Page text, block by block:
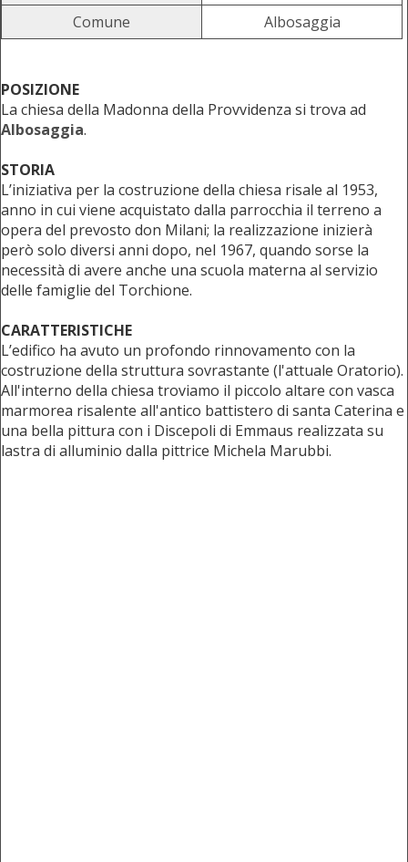
Comune
Albosaggia
POSIZIONE
La chiesa della Madonna della Provvidenza si trova ad
Albosaggia.
STORIA
L’iniziativa per la costruzione della chiesa risale al 1953,
anno in cui viene acquistato dalla parrocchia il terreno a
opera del prevosto don Milani; la realizzazione inizierà
però solo diversi anni dopo, nel 1967, quando sorse la
necessità di avere anche una scuola materna al servizio
delle famiglie del Torchione.
CARATTERISTICHE
L’edifico ha avuto un profondo rinnovamento con la
costruzione della struttura sovrastante (l'attuale Oratorio).
All'interno della chiesa troviamo il piccolo altare con vasca
marmorea risalente all'antico battistero di santa Caterina e
una bella pittura con i Discepoli di Emmaus realizzata su
lastra di alluminio dalla pittrice Michela Marubbi.